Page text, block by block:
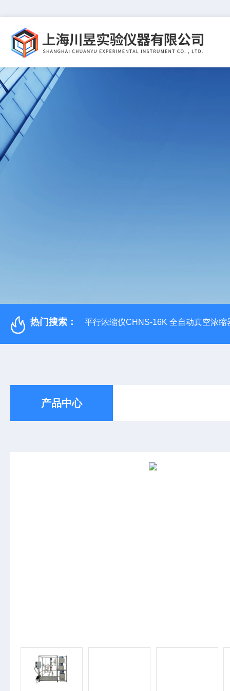
热门搜索： 平行浓缩仪CHNS-16K 全自动真空浓缩
产品中心